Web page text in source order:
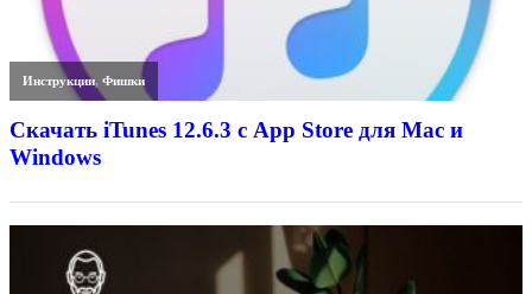
Инструкции,Фишки
Скачать iTunes 12.6.3 с App Store для Mac и
Windows